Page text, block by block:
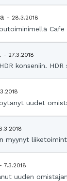
- 28.3.2018
- 27.3.2018
konseniin.
uudet
myynyt
- 7.3.2018
uuden